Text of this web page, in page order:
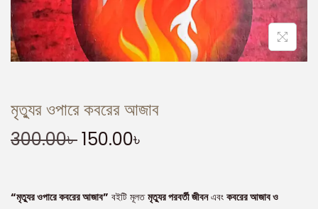
মৃত্যুর ওপারে কবরের আজাব
300.00৳150.00৳
“মৃত্যুর ওপারে কবরের আজাব” বইটি মূলতমৃত্যুর পরবর্তী জীবনএবং কবরের আজাব ও